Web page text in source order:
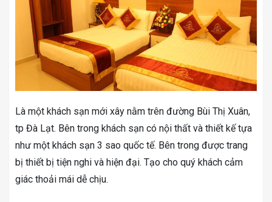
Là một khách sạn mới xây nằm trên đường Bùi Thị Xuân,
tp Đà Lạt. Bên trong khách sạn có nội thất và thiết kế tựa
như một khách sạn 3 sao quốc tế. Bên trong được trang
bị thiết bị tiện nghi và hiện đại. Tạo cho quý khách cảm
giác thoải mái dễ chịu.